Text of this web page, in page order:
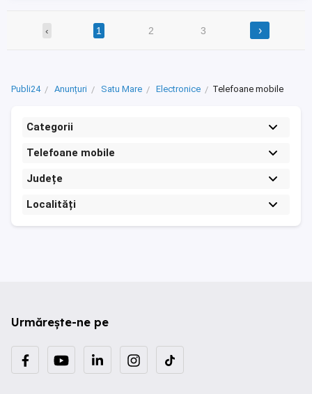
‹ 1 2 3 ›
Publi24 Anunțuri Satu Mare Electronice Telefoane mobile
Categorii
Telefoane mobile
Județe
Localități
Urmărește-ne pe